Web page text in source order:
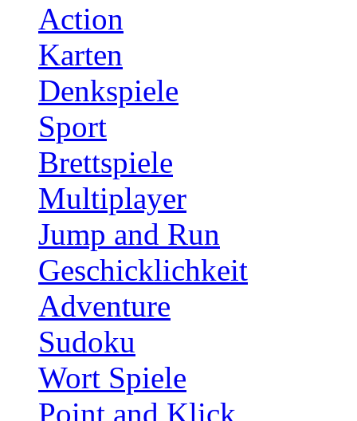
Action
Karten
Denkspiele
Sport
Brettspiele
Multiplayer
Jump and Run
Geschicklichkeit
Adventure
Sudoku
Wort Spiele
Point and Klick